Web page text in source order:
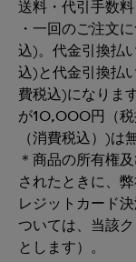
送料・代引手数料
・一回のご注文
込)。代金引換払
込)と代金引換払
費税込)になりま
が10,000円（税
（消費税込）)は
＊商品の所有権
されたときに、
レジットカード
ついては、当該
とします）。